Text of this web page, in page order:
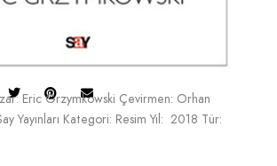
Eric Grzymkowski Çevirmen: Orhan
Yayınları Kategori: Resim Yıl: 2018 Tür: